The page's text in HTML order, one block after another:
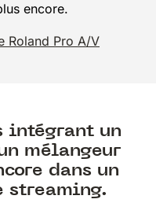
encore.
Roland Pro A/V
intégrant un
mélangeur
dans un
streaming.